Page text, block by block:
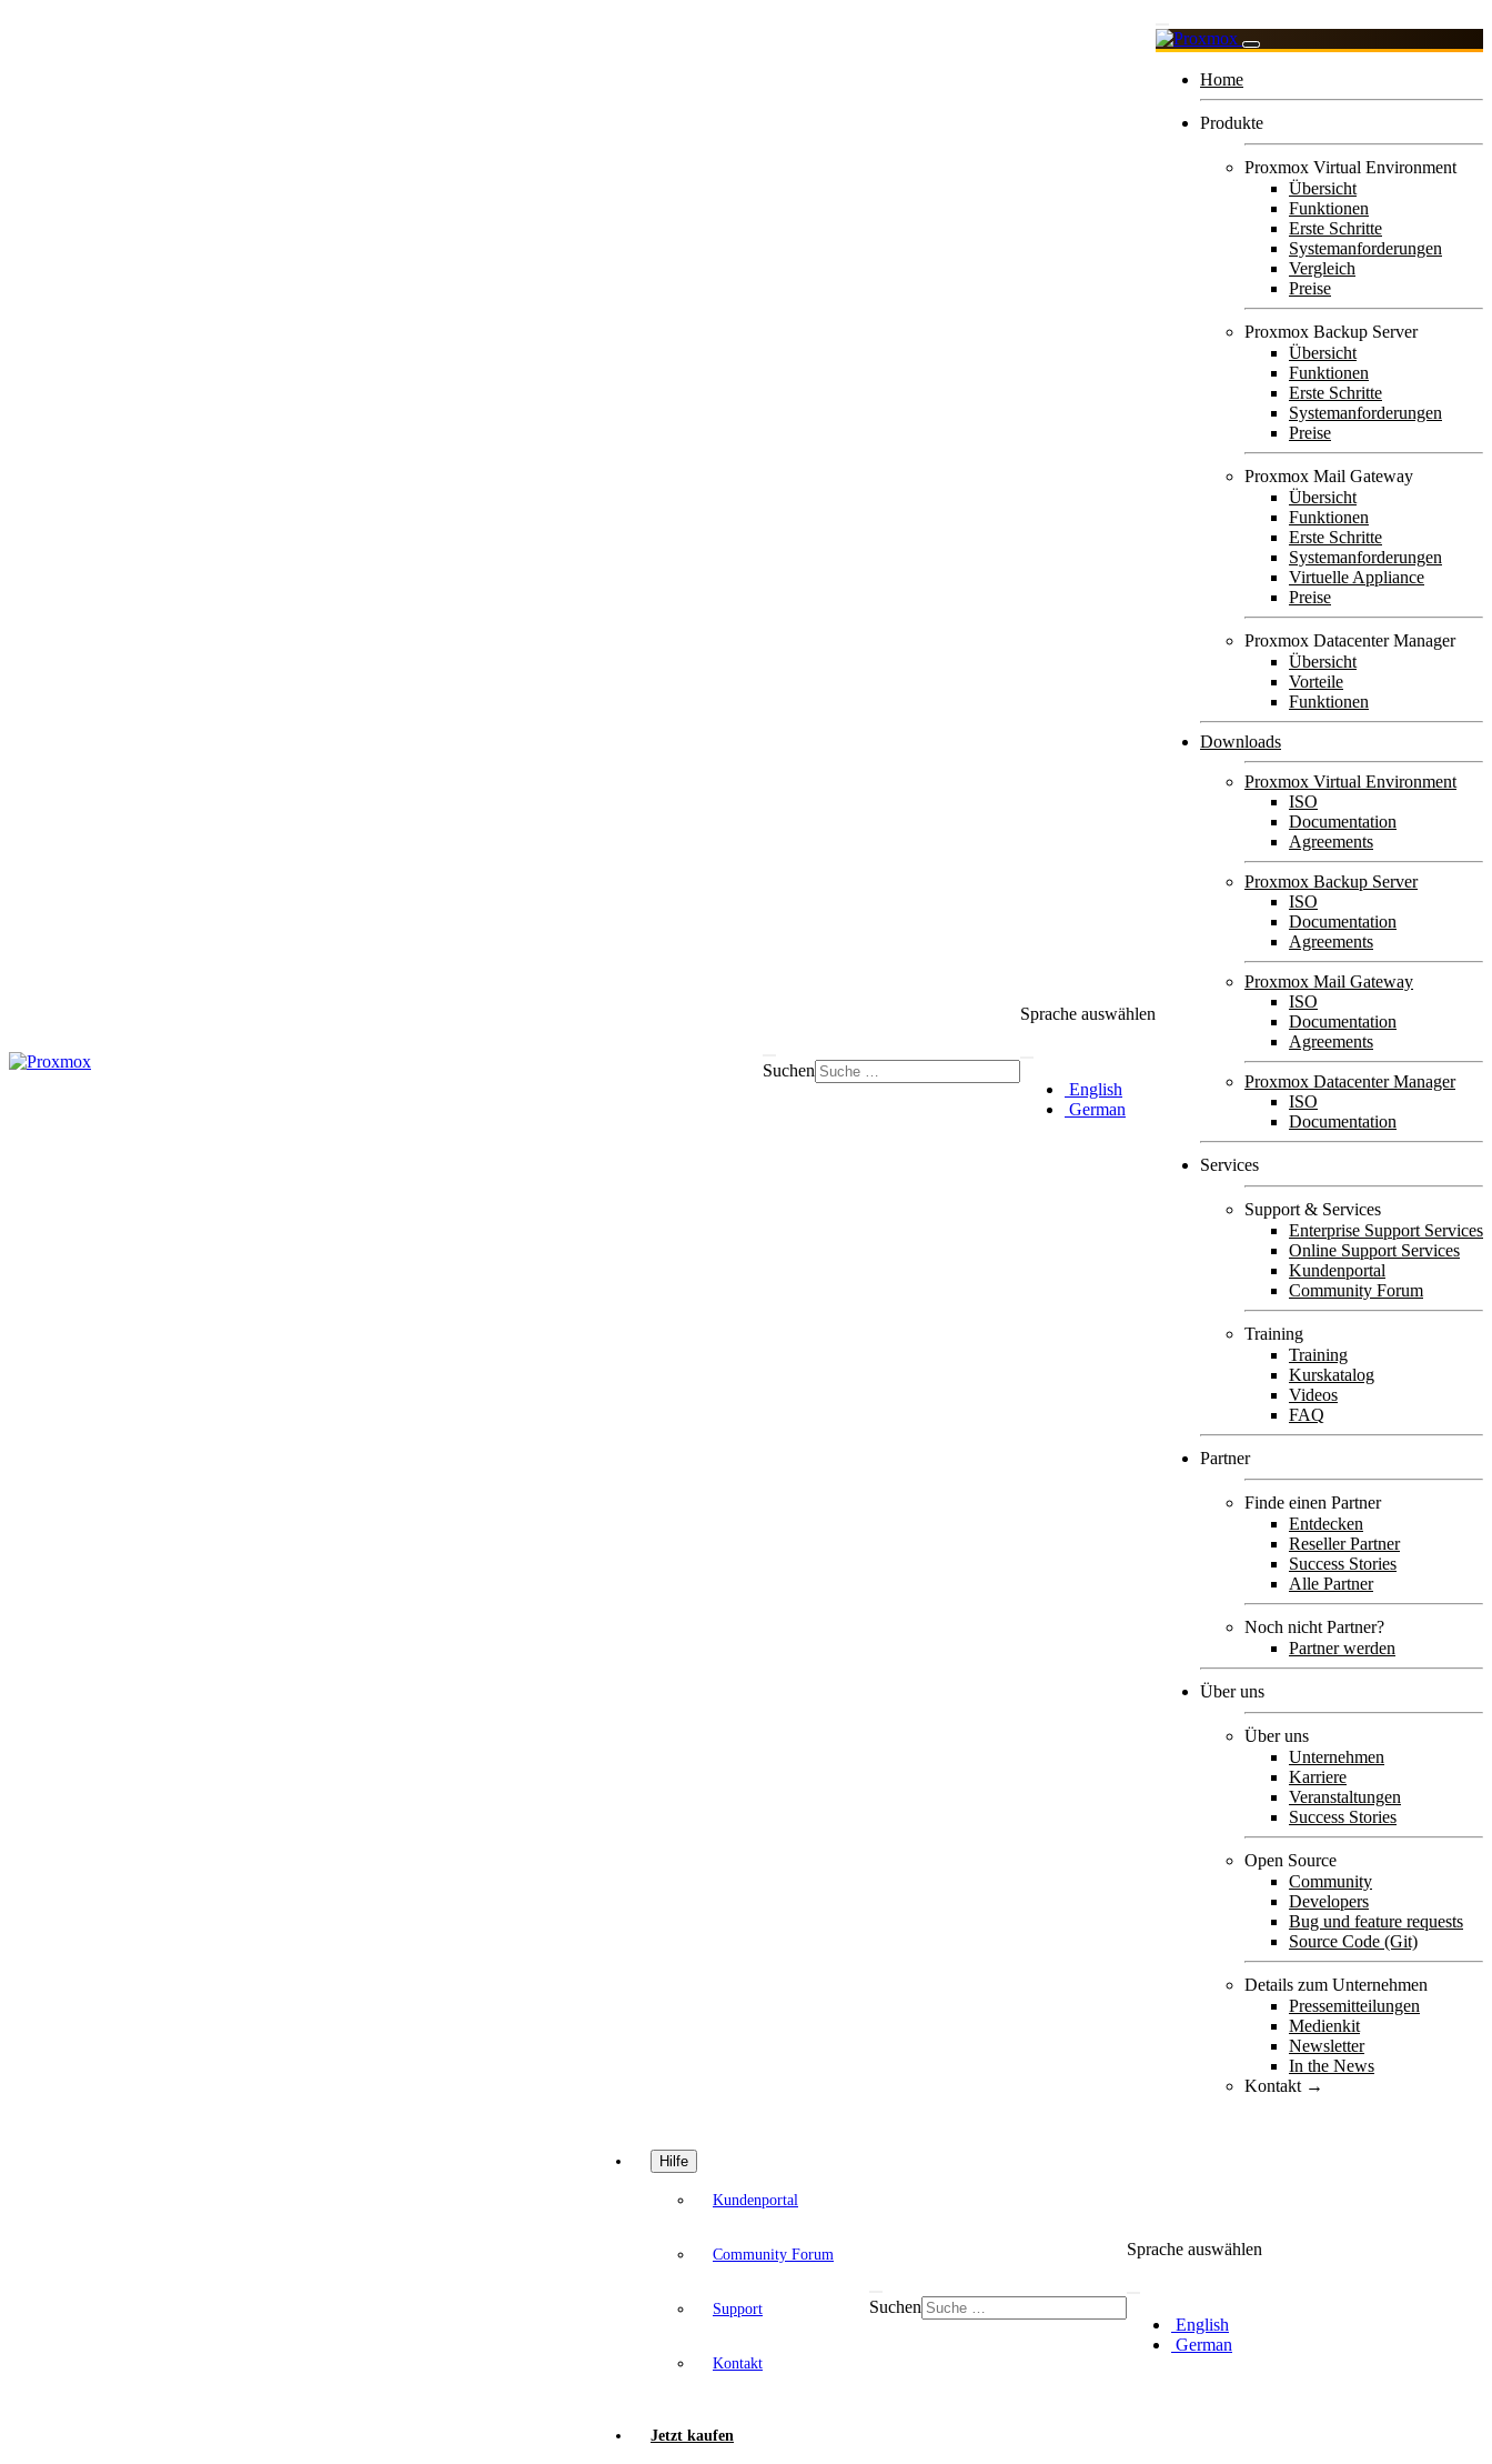
Suchen
Sprache auswählen
English
German
Home
Produkte
Proxmox Virtual Environment
Übersicht
Funktionen
Erste Schritte
Systemanforderungen
Vergleich
Preise
Proxmox Backup Server
Übersicht
Funktionen
Erste Schritte
Systemanforderungen
Preise
Proxmox Mail Gateway
Übersicht
Funktionen
Erste Schritte
Systemanforderungen
Virtuelle Appliance
Preise
Proxmox Datacenter Manager
Übersicht
Vorteile
Funktionen
Downloads
Proxmox Virtual Environment
ISO
Documentation
Agreements
Proxmox Backup Server
ISO
Documentation
Agreements
Proxmox Mail Gateway
ISO
Documentation
Agreements
Proxmox Datacenter Manager
ISO
Documentation
Services
Support & Services
Enterprise Support Services
Online Support Services
Kundenportal
Community Forum
Training
Training
Kurskatalog
Videos
FAQ
Partner
Finde einen Partner
Entdecken
Reseller Partner
Success Stories
Alle Partner
Noch nicht Partner?
Partner werden
Über uns
Über uns
Unternehmen
Karriere
Veranstaltungen
Success Stories
Open Source
Community
Developers
Bug und feature requests
Source Code (Git)
Details zum Unternehmen
Pressemitteilungen
Medienkit
Newsletter
In the News
Kontakt →
Hilfe
Kundenportal
Community Forum
Support
Kontakt
Jetzt kaufen
Suchen
Sprache auswählen
English
German